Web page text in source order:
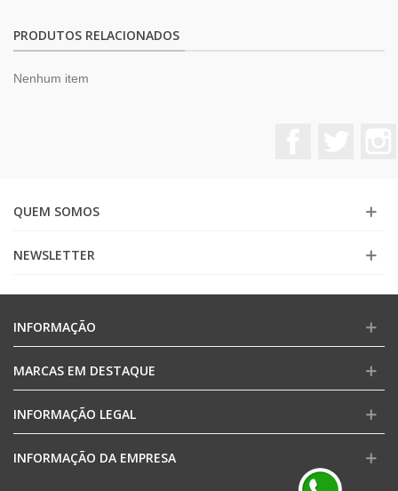
PRODUTOS RELACIONADOS
Nenhum item
QUEM SOMOS
NEWSLETTER
INFORMAÇÃO
MARCAS EM DESTAQUE
INFORMAÇÃO LEGAL
INFORMAÇÃO DA EMPRESA